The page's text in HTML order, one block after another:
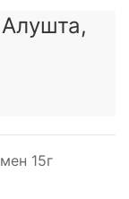
15г